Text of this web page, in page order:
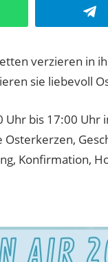
verzieren in
sie liebevoll
bis 17:00 Uhr
Konfirmation,